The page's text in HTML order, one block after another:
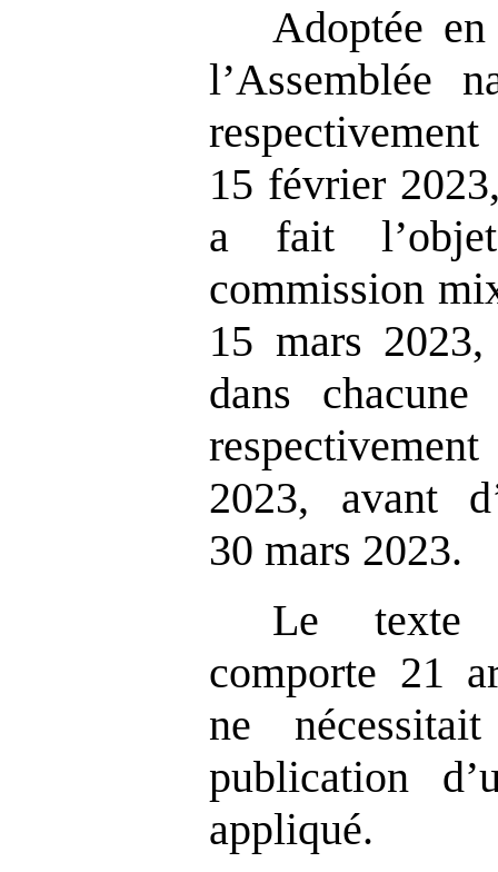
Adoptée
l’Assemblée
15 février
a fait
commission
15 mars
dans
2023, avant
30 mars 2023.
Le texte
comporte 21
ne
publication
appliqué.